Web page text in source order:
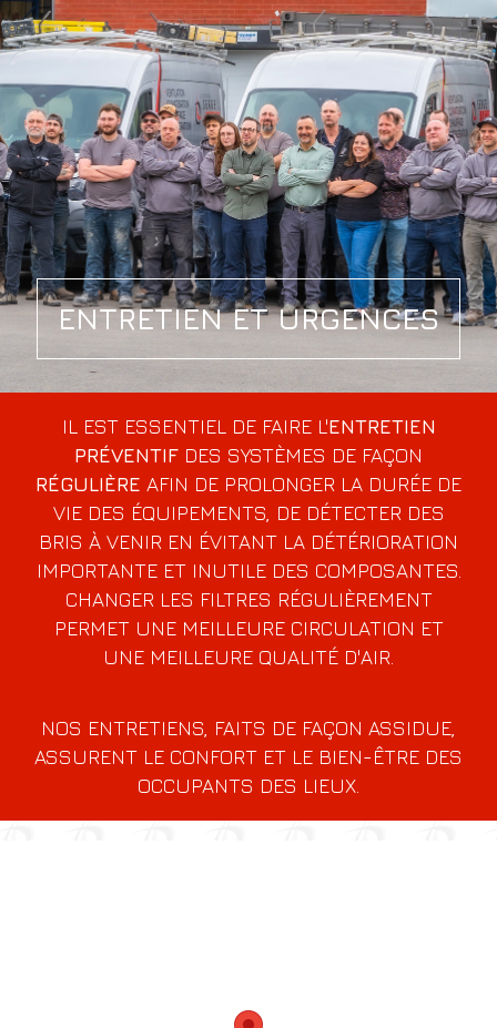
ENTRETIEN ET URGENCES
IL EST ESSENTIEL DE FAIRE L'ENTRETIEN
PRÉVENTIF DES SYSTÈMES DE FAÇON
RÉGULIÈRE AFIN DE PROLONGER LA DURÉE DE
VIE DES ÉQUIPEMENTS, DE DÉTECTER DES
BRIS À VENIR EN ÉVITANT LA DÉTÉRIORATION
IMPORTANTE ET INUTILE DES COMPOSANTES.
CHANGER LES FILTRES RÉGULIÈREMENT
PERMET UNE MEILLEURE CIRCULATION ET
UNE MEILLEURE QUALITÉ D'AIR.
NOS ENTRETIENS, FAITS DE FAÇON ASSIDUE,
ASSURENT LE CONFORT ET LE BIEN-ÊTRE DES
OCCUPANTS DES LIEUX.